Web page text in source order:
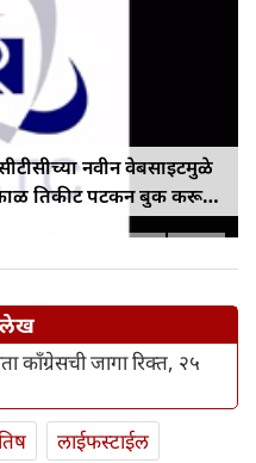
नवीन वेबसाइटमुळे
तिकीट पटकन बुक करू
लेख
काँग्रेसची जागा रिक्त, २५
लाईफस्टाईल